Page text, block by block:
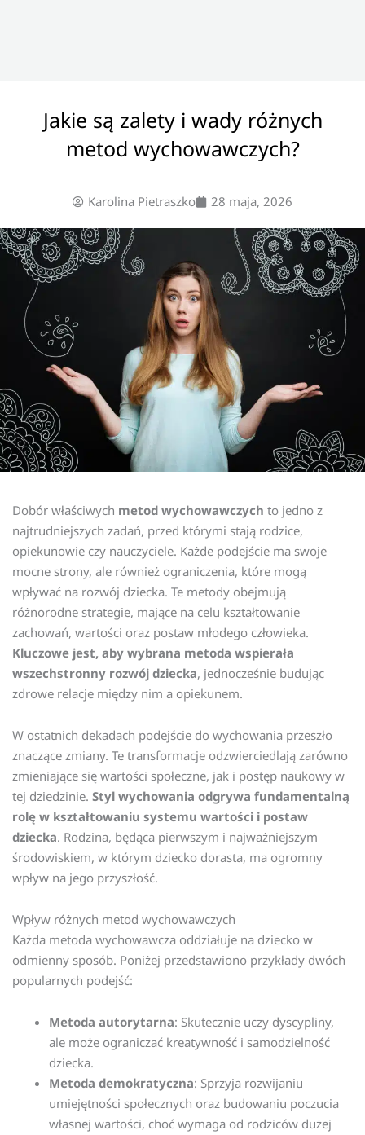
Jakie są zalety i wady różnych
metod wychowawczych?
Karolina Pietraszko 28 maja, 2026
Dobór właściwych metod wychowawczych to jedno z
najtrudniejszych zadań, przed którymi stają rodzice,
opiekunowie czy nauczyciele. Każde podejście ma swoje
mocne strony, ale również ograniczenia, które mogą
wpływać na rozwój dziecka. Te metody obejmują
różnorodne strategie, mające na celu kształtowanie
zachowań, wartości oraz postaw młodego człowieka.
Kluczowe jest, aby wybrana metoda wspierała
wszechstronny rozwój dziecka, jednocześnie budując
zdrowe relacje między nim a opiekunem.
W ostatnich dekadach podejście do wychowania przeszło
znaczące zmiany. Te transformacje odzwierciedlają zarówno
zmieniające się wartości społeczne, jak i postęp naukowy w
tej dziedzinie. Styl wychowania odgrywa fundamentalną
rolę w kształtowaniu systemu wartości i postaw
dziecka. Rodzina, będąca pierwszym i najważniejszym
środowiskiem, w którym dziecko dorasta, ma ogromny
wpływ na jego przyszłość.
Wpływ różnych metod wychowawczych
Każda metoda wychowawcza oddziałuje na dziecko w
odmienny sposób. Poniżej przedstawiono przykłady dwóch
popularnych podejść:
Metoda autorytarna: Skutecznie uczy dyscypliny,
ale może ograniczać kreatywność i samodzielność
dziecka.
Metoda demokratyczna: Sprzyja rozwijaniu
umiejętności społecznych oraz budowaniu poczucia
własnej wartości, choć wymaga od rodziców dużej